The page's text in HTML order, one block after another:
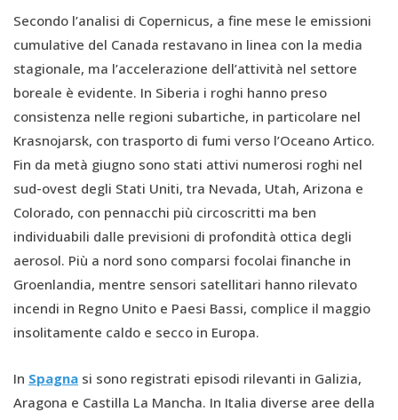
Secondo l’analisi di Copernicus, a fine mese le emissioni
cumulative del Canada restavano in linea con la media
stagionale, ma l’accelerazione dell’attività nel settore
boreale è evidente. In Siberia i roghi hanno preso
consistenza nelle regioni subartiche, in particolare nel
Krasnojarsk, con trasporto di fumi verso l’Oceano Artico.
Fin da metà giugno sono stati attivi numerosi roghi nel
sud-ovest degli Stati Uniti, tra Nevada, Utah, Arizona e
Colorado, con pennacchi più circoscritti ma ben
individuabili dalle previsioni di profondità ottica degli
aerosol. Più a nord sono comparsi focolai finanche in
Groenlandia, mentre sensori satellitari hanno rilevato
incendi in Regno Unito e Paesi Bassi, complice il maggio
insolitamente caldo e secco in Europa.
In Spagna si sono registrati episodi rilevanti in Galizia,
Aragona e Castilla La Mancha. In Italia diverse aree della